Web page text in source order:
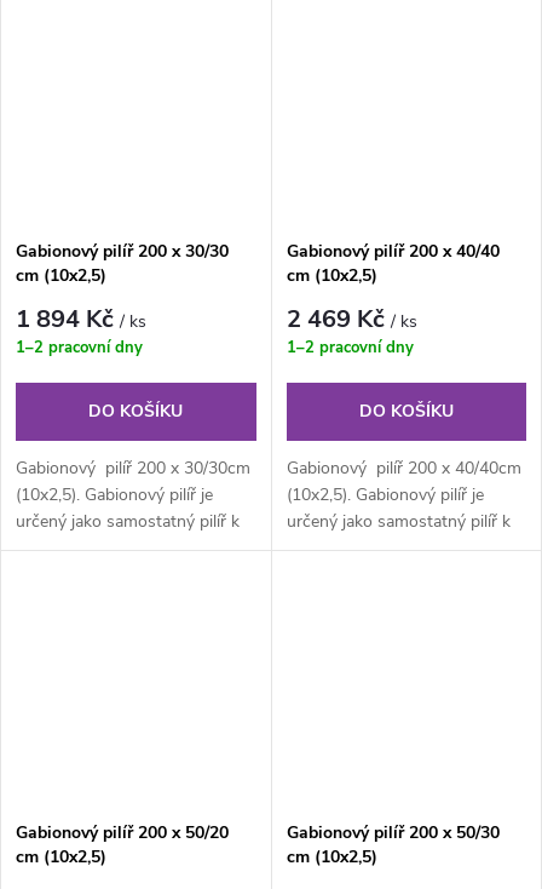
Gabionový pilíř 200 x 30/30
cm (10x2,5)
1 894 Kč/ ks
1–2 pracovní dny
DO KOŠÍKU
Gabionový pilíř 200 x 30/30cm
(10x2,5). Gabionový pilíř je
určený jako samostatný pilíř k
brankám, branám či...
Gabionový pilíř 200 x 40/40
cm (10x2,5)
2 469 Kč/ ks
1–2 pracovní dny
DO KOŠÍKU
Gabionový pilíř 200 x 40/40cm
(10x2,5). Gabionový pilíř je
určený jako samostatný pilíř k
brankám, branám či...
Gabionový pilíř 200 x 50/20
cm (10x2,5)
Gabionový pilíř 200 x 50/30
cm (10x2,5)